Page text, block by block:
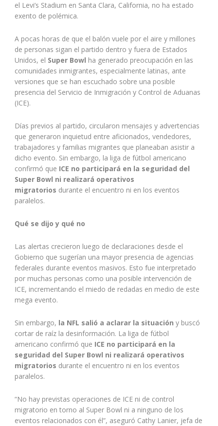
el Levi’s Stadium en Santa Clara, California, no ha estado
exento de polémica.
A pocas horas de que el balón vuele por el aire y millones
de personas sigan el partido dentro y fuera de Estados
Unidos, el Super Bowl ha generado preocupación en las
comunidades inmigrantes, especialmente latinas, ante
versiones que se han escuchado sobre una posible
presencia del Servicio de Inmigración y Control de Aduanas
(ICE).
Días previos al partido, circularon mensajes y advertencias
que generaron inquietud entre aficionados, vendedores,
trabajadores y familias migrantes que planeaban asistir a
dicho evento. Sin embargo, la liga de fútbol americano
confirmó que ICE no participará en la seguridad del
Super Bowl ni realizará operativos
migratorios durante el encuentro ni en los eventos
paralelos.
Qué se dijo y qué no
Las alertas crecieron luego de declaraciones desde el
Gobierno que sugerían una mayor presencia de agencias
federales durante eventos masivos. Esto fue interpretado
por muchas personas como una posible intervención de
ICE, incrementando el miedo de redadas en medio de este
mega evento.
Sin embargo, la NFL salió a aclarar la situación y buscó
cortar de raíz la desinformación. La liga de fútbol
americano confirmó que ICE no participará en la
seguridad del Super Bowl ni realizará operativos
migratorios durante el encuentro ni en los eventos
paralelos.
“No hay previstas operaciones de ICE ni de control
migratorio en torno al Super Bowl ni a ninguno de los
eventos relacionados con él”, aseguró Cathy Lanier, jefa de